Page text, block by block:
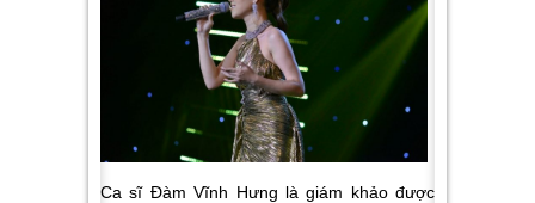
Ca sĩ Đàm Vĩnh Hưng là giám khảo được